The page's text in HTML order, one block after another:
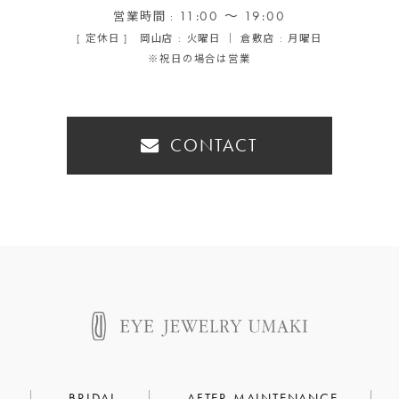
営業時間 : 11:00 ～ 19:00
[ 定休日 ] 岡山店 : 火曜日 ｜ 倉敷店 : 月曜日
※祝日の場合は営業
CONTACT